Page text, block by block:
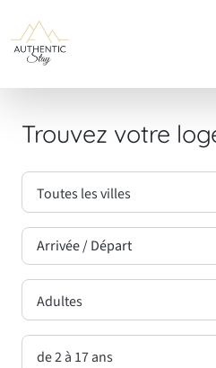
Trouvez votre
Toutes les villes
Adultes
de 2 à 17 ans